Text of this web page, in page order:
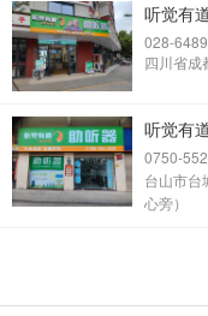
听觉有
028-
四川省成
听觉有
0750-
台山市台
心旁）